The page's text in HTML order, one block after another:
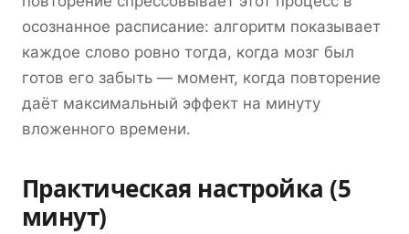
осознанное расписание: алгоритм показывает
каждое слово ровно тогда, когда мозг был
готов его забыть — момент, когда повторение
даёт максимальный эффект на минуту
вложенного времени.
Практическая настройка (5
минут)